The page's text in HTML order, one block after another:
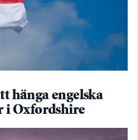
hänga engelska
i Oxfordshire